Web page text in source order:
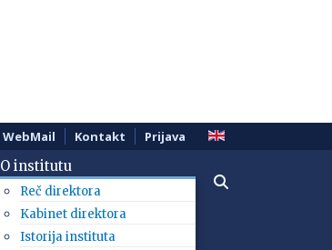
WebMail Kontakt Prijava
O institutu
Reč direktora
Kabinet direktora
Istorija instituta